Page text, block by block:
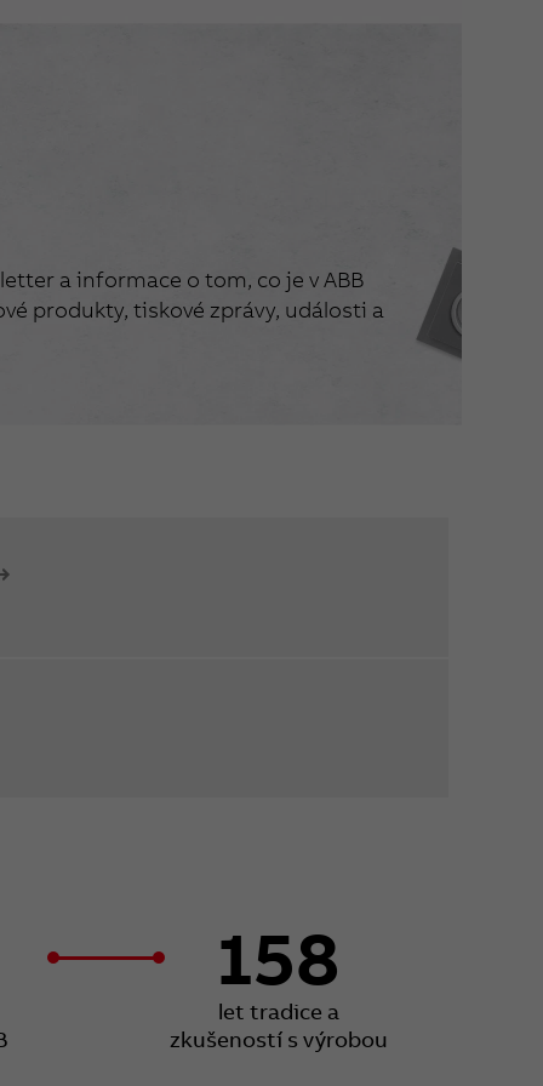
a informace o tom, co je v ABB
produkty, tiskové zprávy, události a
158
let tradice a
zkušeností s výrobou